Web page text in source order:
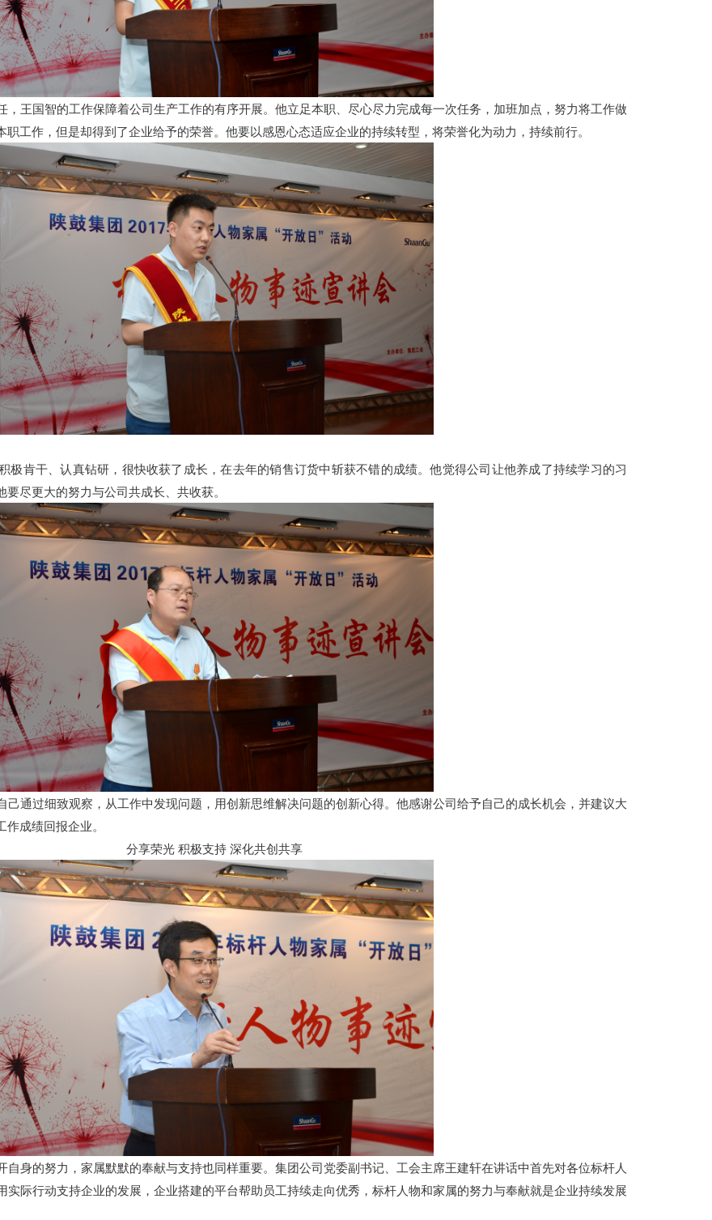
王国智的工作保障着公司生产工作的有序开展。他立足本职、尽心尽力完成每一次任务，加班加点，努力将工作做
工作，但是却得到了企业给予的荣誉。他要以感恩心态适应企业的持续转型，将荣誉化为动力，持续前行。
极肯干、认真钻研，很快收获了成长，在去年的销售订货中斩获不错的成绩。他觉得公司让他养成了持续学习的习
尽更大的努力与公司共成长、共收获。
通过细致观察，从工作中发现问题，用创新思维解决问题的创新心得。他感谢公司给予自己的成长机会，并建议大
成绩回报企业。
分享荣光 积极支持 深化共创共享
身的努力，家属默默的奉献与支持也同样重要。集团公司党委副书记、工会主席王建轩在讲话中首先对各位标杆人
际行动支持企业的发展，企业搭建的平台帮助员工持续走向优秀，标杆人物和家属的努力与奉献就是企业持续发展